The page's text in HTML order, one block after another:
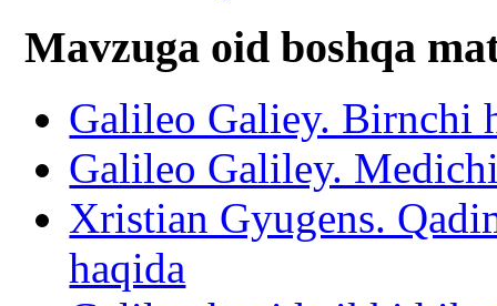
Mavzuga oid boshqa
Galileo Galiey. Birnchi
Galileo Galiley.
Xristian Gyugens.
haqida